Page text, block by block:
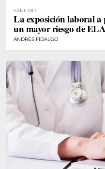
SANIDAD
La exposición laboral a
un mayor riesgo de
ANDRÉS FIDALGO